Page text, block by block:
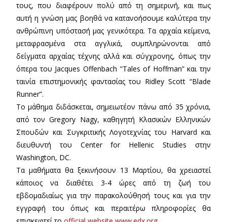
τους, που διαφέρουν πολύ από τη σημερινή, και πως
αυτή η γνώση μας βοηθά να κατανοήσουμε καλύτερα την
ανθρώπινη υπόστασή μας γενικότερα. Τα αρχαία κείμενα,
μεταφρασμένα στα αγγλικά, συμπληρώνονται από
δείγματα αρχαίας τέχνης αλλά και σύγχρονης, όπως την
όπερα του Jacques Offenbach “Tales of Hoffman” και την
ταινία επιστημονικής φαντασίας του Ridley Scott “Blade
Runner”.
Το μάθημα διδάσκεται, σημειωτέον πάνω από 35 χρόνια,
από τον Gregory Nagy, καθηγητή Κλασικών Ελληνικών
Σπουδών και Συγκριτικής Λογοτεχνίας του Harvard και
διευθυντή του Center for Hellenic Studies στην
Washington, DC.
Τα μαθήματα θα ξεκινήσουν 13 Μαρτίου, θα χρειαστεί
κάποιος να διαθέτει 3-4 ώρες από τη ζωή του
εβδομαδιαίως για την παρακολούθησή τους και για την
εγγραφή του όπως και περαιτέρω πληροφορίες θα